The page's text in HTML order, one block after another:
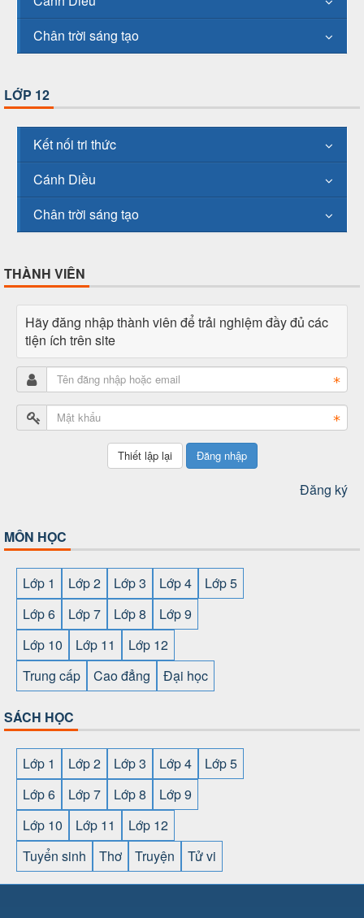
Chân trời sáng tạo
LỚP 12
Kết nối tri thức
Cánh Diều
Chân trời sáng tạo
THÀNH VIÊN
Hãy đăng nhập thành viên để trải nghiệm đầy đủ các
tiện ích trên site
Đăng nhập
Đăng ký
MÔN HỌC
Lớp 1 Lớp 2 Lớp 3 Lớp 4
Lớp 5
Lớp 6
Lớp 7 Lớp 8
Lớp 9
Lớp 10
Lớp 11
Lớp 12
Trung cấp
Cao đẳng Đại học
SÁCH HỌC
Lớp 1 Lớp 2 Lớp 3 Lớp 4
Lớp 5
Lớp 6
Lớp 7 Lớp 8
Lớp 9
Lớp 10
Lớp 11
Lớp 12
Tuyển sinh
Thơ Truyện Tử vi